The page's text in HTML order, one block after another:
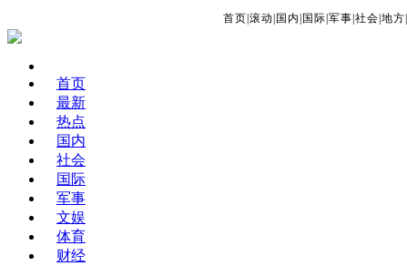
首页 滚动 国内 国际 军事 社会 地方
首页
最新
热点
国内
社会
国际
军事
文娱
体育
财经